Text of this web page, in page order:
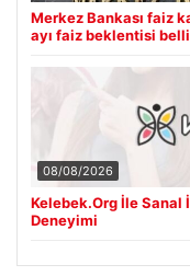
Merkez Bankası faiz
ayı faiz beklentisi
08/08/2026
Kelebek.Org İle
Deneyimi